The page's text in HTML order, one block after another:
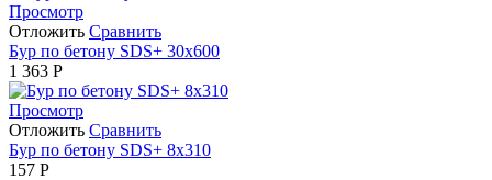
Просмотр
Отложить Сравнить
Бур по бетону SDS+ 30х600
1 363 Р
Просмотр
Отложить Сравнить
Бур по бетону SDS+ 8х310
157 Р